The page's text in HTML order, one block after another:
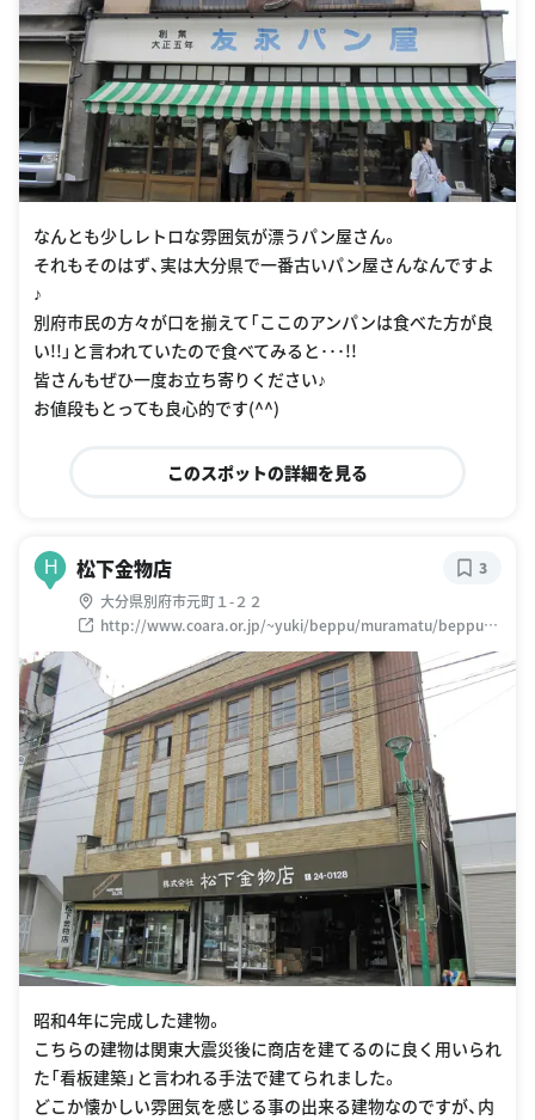
なんとも少しレトロな雰囲気が漂うパン屋さん。
それもそのはず、実は大分県で一番古いパン屋さんなんですよ
♪
別府市民の方々が口を揃えて「ここのアンパンは食べた方が良
い!!」と言われていたので食べてみると･･･!!
皆さんもぜひ一度お立ち寄りください♪
お値段もとっても良心的です(^^)
このスポットの詳細を見る
H 松下金物店
大分県別府市元町１-２２
http://www.coara.or.jp/~yuki/beppu/muramatu/beppu01
3
昭和4年に完成した建物。
こちらの建物は関東大震災後に商店を建てるのに良く用いられ
た「看板建築」と言われる手法で建てられました。
どこか懐かしい雰囲気を感じる事の出来る建物なのですが、内